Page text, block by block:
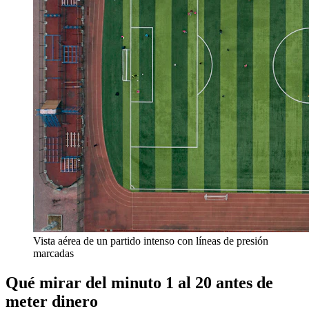
Vista aérea de un partido intenso con líneas de presión
marcadas
Qué mirar del minuto 1 al 20 antes de
meter dinero